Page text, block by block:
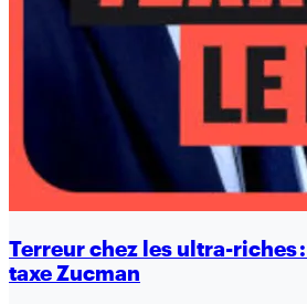
Terreur chez les ultra-riches
taxe Zucman